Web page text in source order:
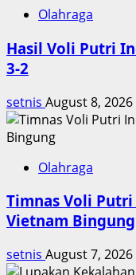
Olahraga
Hasil Voli Putri
3-2
setnis August 8, 2026
Olahraga
Timnas Voli
Vietnam Bingung
setnis August 7, 2026